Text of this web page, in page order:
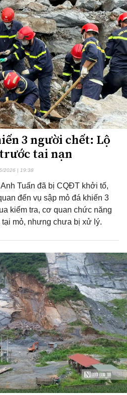
3 người chết: Lộ
tai nạn
2026 | 19:38
Tuấn đã bị CQĐT khởi tố,
đến vụ sập mỏ đá khiến 3
kiểm tra, cơ quan chức năng
mỏ, nhưng chưa bị xử lý.